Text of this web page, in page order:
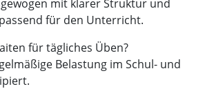
mit klarer Struktur und
für den Unterricht.
für tägliches Üben?
Belastung im Schul- und